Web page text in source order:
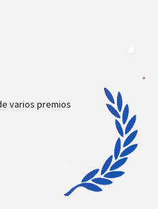
varios premios